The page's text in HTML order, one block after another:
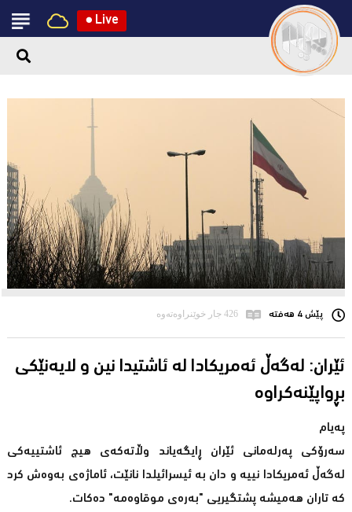
● Live
پێش 4 هەفتە 426 جار خوێنراوەتەوە
ئێران: له‌گه‌ڵ ئه‌مریكادا له‌ ئاشتیدا نین و لایه‌نێكی
په‌یام
سەرۆکی پەرلەمانی ئێران ڕایگەیاند وڵاتەکەی هیچ ئاشتییەکی
لەگەڵ ئەمریکادا نییە و دان بە ئیسرائیلدا نانێت، ئاماژەی بەوەش کرد
کە تاران هەمیشە پشتگیریی "بەرەی موقاوه‌مه‌" دەکات.